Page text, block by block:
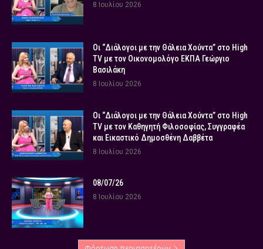
8 Ιουλίου 2026
Οι “Διάλογοι με την Θάλεια Χούντα” στο High
TV με τον Οικονομολόγο ΕΚΠΑ Γεώργιο
Βασιλάκη
8 Ιουλίου 2026
Οι “Διάλογοι με την Θάλεια Χούντα” στο High
TV με τον Καθηγητή Φιλοσοφίας, Συγγραφέα
και Εικαστικό Δημοσθένη Δαββέτα
8 Ιουλίου 2026
08/07/26
8 Ιουλίου 2026